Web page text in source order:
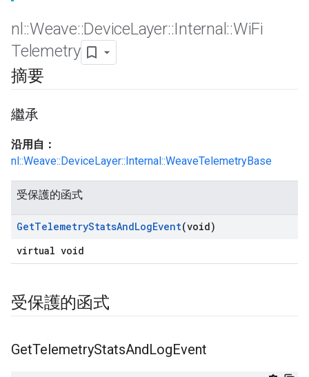
nl ::Weave::DeviceLayer::Internal ::WiFi
Telemetry
摘要
繼承
沿用自：
nl::Weave::DeviceLayer::Internal::WeaveTelemetryBase
受保護的函式
GetTelemetryStatsAndLogEvent(void)
virtual void
受保護的函式
GetTelemetryStatsAndLogEvent